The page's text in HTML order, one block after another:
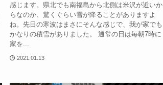
感じます。県北でも南福島から北側は米沢が近いか
らなのか、驚くぐらい雪が降ることがありますよ
ね。先日の寒波はまさにそんな感じで、我が家でも
かなりの積雪がありました。 通常の日は毎朝7時に
家を...
2021.01.13